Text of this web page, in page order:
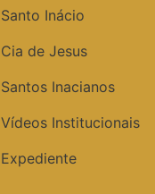
Santo Inácio
Cia de Jesus
Santos Inacianos
Vídeos Institucionais
Expediente